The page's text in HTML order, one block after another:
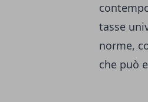
tasse
norme,
che può